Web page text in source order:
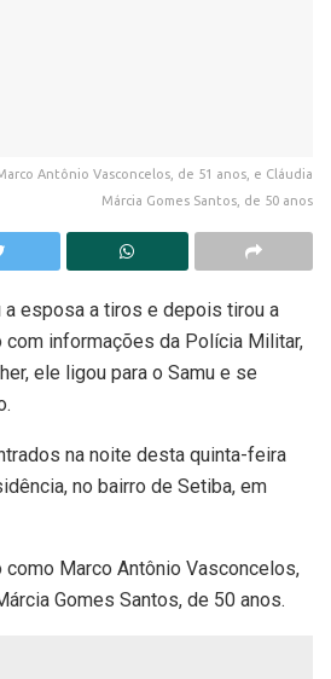
Antônio Vasconcelos, de 51 anos, e Cláudia
Márcia Gomes Santos, de 50 anos
a esposa a tiros e depois tirou a
com informações da Polícia Militar,
ele ligou para o Samu e se
na noite desta quinta-feira
no bairro de Setiba, em
Marco Antônio Vasconcelos,
Gomes Santos, de 50 anos.